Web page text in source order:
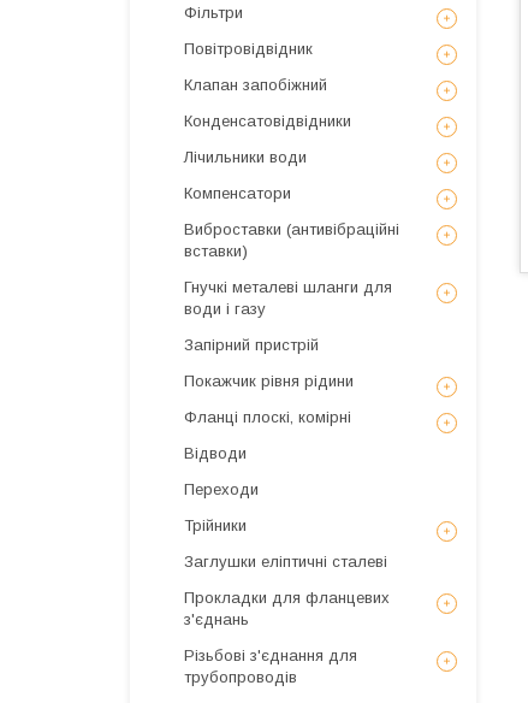
Фільтри
Повітровідвідник
Клапан запобіжний
Конденсатовідвідники
Лічильники води
Компенсатори
Виброставки (антивібраційні
вставки)
Гнучкі металеві шланги для
води і газу
Запірний пристрій
Покажчик рівня рідини
Фланці плоскі, комірні
Відводи
Переходи
Трійники
Заглушки еліптичні сталеві
Прокладки для фланцевих
з'єднань
Різьбові з'єднання для
трубопроводів